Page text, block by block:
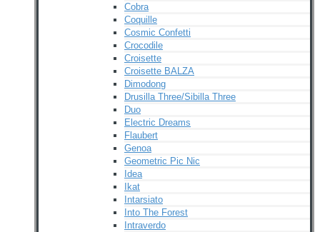
Cobra
Coquille
Cosmic Confetti
Crocodile
Croisette
Croisette BALZA
Dimodong
Drusilla Three/Sibilla Three
Duo
Electric Dreams
Flaubert
Genoa
Geometric Pic Nic
Idea
Ikat
Intarsiato
Into The Forest
Intraverdo